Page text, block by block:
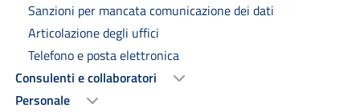
Sanzioni per mancata comunicazione dei dati
Articolazione degli uffici
Telefono e posta elettronica
Consulenti e collaboratori
Personale